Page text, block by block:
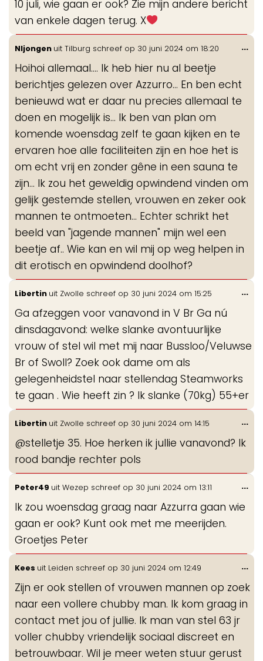
10 juli, wie gaan er ook? Zie mijn andere bericht
van enkele dagen terug. X
Nljongen uit Tilburg schreef op 30 juni 2024 om 18:20
Hoihoi allemaal.... Ik heb hier nu al beetje
berichtjes gelezen over Azzurro... En ben echt
benieuwd wat er daar nu precies allemaal te
doen en mogelijk is... Ik ben van plan om
komende woensdag zelf te gaan kijken en te
ervaren hoe alle faciliteiten zijn en hoe het is
om echt vrij en zonder gêne in een sauna te
zijn... Ik zou het geweldig opwindend vinden om
gelijk gestemde stellen, vrouwen en zeker ook
mannen te ontmoeten... Echter schrikt het
beeld van "jagende mannen" mijn wel een
beetje af.. Wie kan en wil mij op weg helpen in
dit erotisch en opwindend doolhof?
...
Libertin uit Zwolle schreef op 30 juni 2024 om 15:25
Ga afzeggen voor vanavond in V Br Ga nú
dinsdagavond: welke slanke avontuurlijke
vrouw of stel wil met mij naar Bussloo/Veluwse
Br of Swoll? Zoek ook dame om als
gelegenheidstel naar stellendag Steamworks
te gaan . Wie heeft zin ? Ik slanke (70kg) 55+er
...
Libertin uit Zwolle schreef op 30 juni 2024 om 14:15
@stelletje 35. Hoe herken ik jullie vanavond? Ik
rood bandje rechter pols
...
Peter49 uit Wezep schreef op 30 juni 2024 om 13:11
Ik zou woensdag graag naar Azzurra gaan wie
gaan er ook? Kunt ook met me meerijden.
Groetjes Peter
...
Kees uit Leiden schreef op 30 juni 2024 om 12:49
Zijn er ook stellen of vrouwen mannen op zoek
naar een vollere chubby man. Ik kom graag in
contact met jou of jullie. Ik man van stel 63 jr
voller chubby vriendelijk sociaal discreet en
betrouwbaar. Wil je meer weten stuur gerust
...